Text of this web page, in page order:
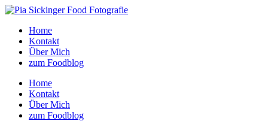
Zum
wechselnHome
Kontakt
Über Mich
zum Foodblog
Home
Kontakt
Über Mich
zum Foodblog